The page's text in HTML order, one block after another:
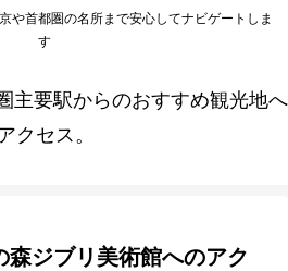
や首都圏の名所まで安心してナビゲートしま
す
主要駅からのおすすめ観光地へ
クセス。
森ジブリ美術館へのアク